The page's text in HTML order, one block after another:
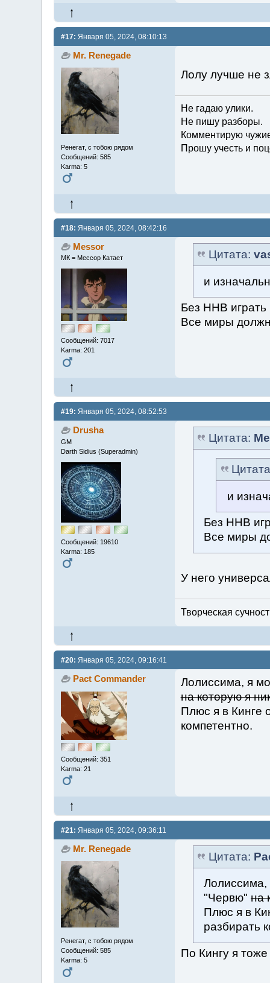
#17: Января 05, 2024, 08:10:13
Mr. Renegade
Ренегат, с тобою рядом
Сообщений: 585
Karma: 5
Лолу лучше не
Не гадаю улики.
Не пишу разборы.
Комментирую
Прошу учесть и
#18: Января 05, 2024, 08:42:16
Messor
МК = Мессор Катает
Сообщений: 7017
Karma: 201
Цитата:
и
Без ННВ играть
Все миры
#19: Января 05, 2024, 08:52:53
Drusha
GM
Darth Sidius (Superadmin)
Сообщений: 19610
Karma: 185
Цитата:
и
Без ННВ
Все миры
У него
Творческая
#20: Января 05, 2024, 09:16:41
Pact Commander
Сообщений: 351
Karma: 21
Лолиссима, я
на которую я
Плюс я в Кинге
компетентно.
#21: Января 05, 2024, 09:36:11
Mr. Renegade
Ренегат, с тобою рядом
Сообщений: 585
Karma: 5
Цитата:
Лолиссима,
"Червю"на
Плюс я в
разбирать
По Кингу я